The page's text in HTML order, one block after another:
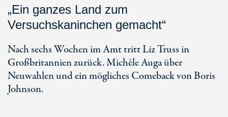
„Ein ganzes Land zum
Versuchskaninchen gemacht“
Nach sechs Wochen im Amt tritt Liz Truss in
Großbritannien zurück. Michèle Auga über
Neuwahlen und ein mögliches Comeback von Boris
Johnson.